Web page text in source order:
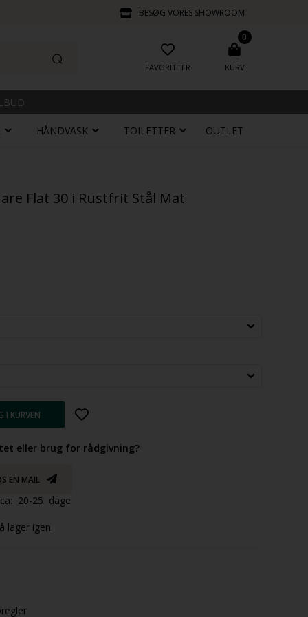
BESØG VORES SHOWROOM
FAVORITTER
0
KURV
HÅNDVASK TOILETTER OUTLET
Flat 30 i Rustfrit Stål Mat
eller brug for rådgivning?
EN MAIL
20-25 dage
lager igen